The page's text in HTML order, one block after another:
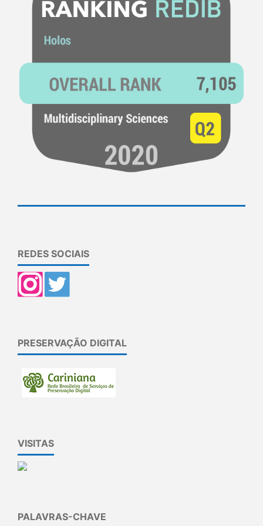
REDES SOCIAIS
PRESERVAÇÃO DIGITAL
VISITAS
PALAVRAS-CHAVE